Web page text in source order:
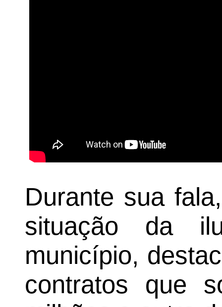
Durante sua
situação da
município,
contratos que